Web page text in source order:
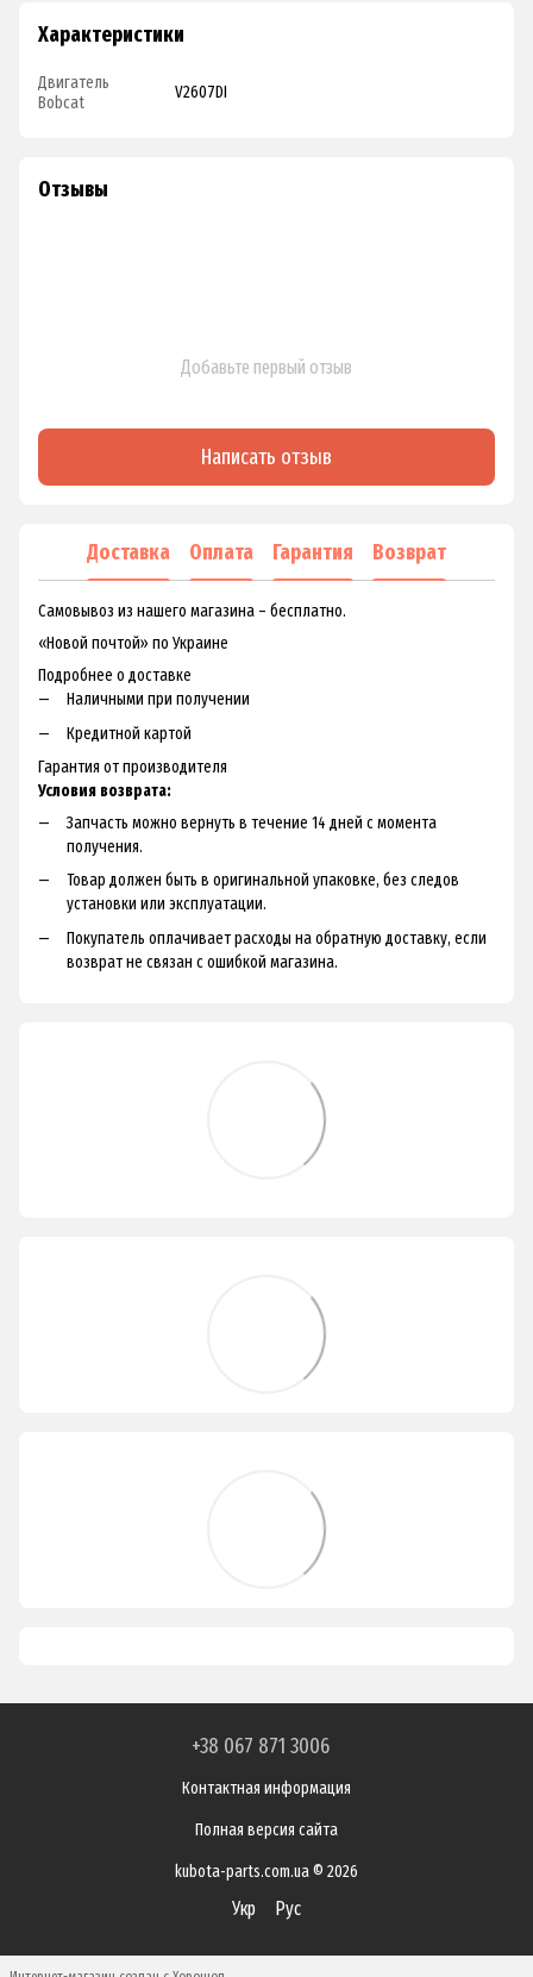
Характеристики
Двигатель
Bobcat
V2607DI
Отзывы
Добавьте первый отзыв
Написать отзыв
Доставка Оплата Гарантия Возврат
Самовывоз из нашего магазина – бесплатно.
«Новой почтой» по Украине
Подробнее о доставке
Наличными при получении
Кредитной картой
Гарантия от производителя
Условия возврата:
Запчасть можно вернуть в течение 14 дней с момента
получения.
Товар должен быть в оригинальной упаковке, без следов
установки или эксплуатации.
Покупатель оплачивает расходы на обратную доставку, если
возврат не связан с ошибкой магазина.
+38 067 871 3006
Контактная информация
Полная версия сайта
kubota-parts.com.ua © 2026
Укр Рус